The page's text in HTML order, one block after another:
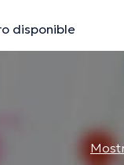
disponible